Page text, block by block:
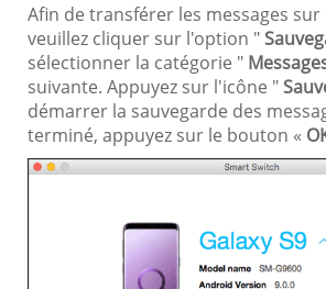
Afin de transférer les messages
veuillez cliquer sur l'option "
sélectionner la catégorie "
suivante. Appuyez sur l'icône "
démarrer la sauvegarde des
terminé, appuyez sur le bouton «